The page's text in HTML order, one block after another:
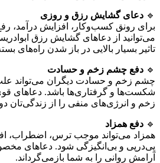
🔹 دعای گشایش رزق و روزی
برای رونق کسب‌وکار، افزایش درآمد،
می‌توانید از دعاهای گشایش رزق
تاثیر بسیار بالایی در باز شدن راه‌های
🔹 دفع چشم زخم و حسادت
چشم زخم و حسادت دیگران می‌تواند علت
شکست‌ها و گرفتاری‌ها باشد. دعاهای
زخم و انرژی‌های منفی را از زندگی‌تان
🔹 دفع همزاد
همزاد می‌تواند موجب ترس،
پی‌درپی و بی‌انگیزگی شود. دعاهای
آرامش روانی را به شما بازمی‌گرداند.